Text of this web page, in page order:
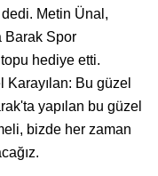
Metin Ünal,
Barak Spor
hediye etti.
Bu güzel
yapılan bu güzel
bizde her zaman